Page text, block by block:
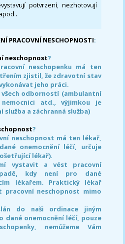
potvrzení, nezhotovují
PRACOVNÍ NESCHOPNOSTI:
neschopnost?
neschopenku má ten
zjistil, že zdravotní stav
jeho práci.
odborností (ambulantní
atd., výjimkou je
a záchranná služba)
?
neschopnost má ten lékař,
onemocnění léčí, určuje
lékař).
vystavit a vést pracovní
kdy není pro dané
lékařem. Praktický lékař
pracovní neschopnost mimo
do naši ordinace jiným
dané onemocnění léčí, pouze
nemůžeme Vám